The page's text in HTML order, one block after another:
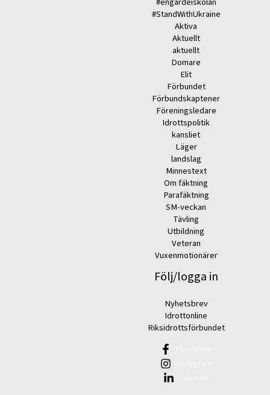
#StandWithUkraine
Aktiva
Aktuellt
aktuellt
Domare
Elit
Förbundet
Förbundskaptener
Föreningsledare
Idrottspolitik
kansliet
Läger
landslag
Minnestext
Om fäktning
Parafäktning
SM-veckan
Tävling
Utbildning
Veteran
Vuxenmotionärer
Följ/logga in
Nyhetsbrev
Idrottonline
Riksidrottsförbundet